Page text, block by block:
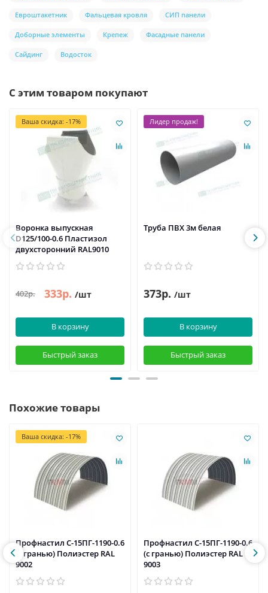
Евроштакетник Фальцевая кровля СИП панели
Доборные элементы Крепеж Фасадные панели
Сайдинг Водосток
С этим товаром покупают
Ваша скидка: -17%
Воронка выпускная
D125/100-0.6 Пластизол
двухсторонний RAL9010
402р. 333р. /шт
В корзину
Быстрый заказ
Лидер продаж!
Труба ПВХ 3м белая
373р. /шт
В корзину
Быстрый заказ
Похожие товары
Ваша скидка: -17%
Профнастил С-15ПГ-1190-0.6
(с гранью) Полиэстер RAL
9002
Профнастил С-15ПГ-1190-0.6
(с гранью) Полиэстер RAL
9003